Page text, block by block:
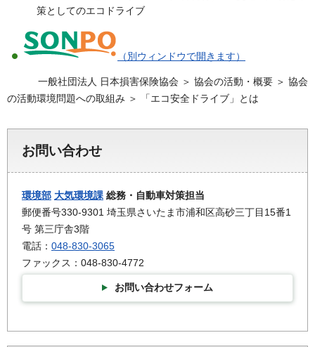
策としてのエコドライブ
（別ウィンドウで開きます）
一般社団法人 日本損害保険協会 ＞ 協会の活動・概要 ＞ 協会
の活動環境問題への取組み ＞ 「エコ安全ドライブ」とは
お問い合わせ
環境部 大気環境課 総務・自動車対策担当
郵便番号330-9301 埼玉県さいたま市浦和区高砂三丁目15番1
号 第三庁舎3階
電話： 048-830-3065
ファックス：048-830-4772
お問い合わせフォーム